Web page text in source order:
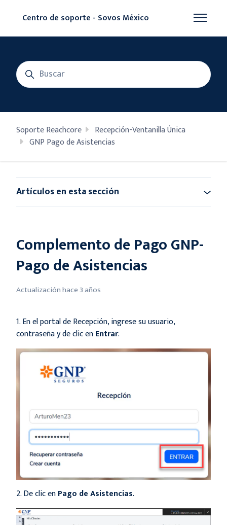
Centro de soporte - Sovos México
Abrir/
Búsqueda
Soporte Reachcore
Recepción-Ventanilla Única
GNP Pago de Asistencias
Complemento de Pago GNP-
Pago de Asistencias
Actualizaciónhace 3 años
1. En el portal de Recepción, ingrese su usuario,
contraseña y de clic enEntrar.
2. De clic enPago de Asistencias.
Artículos en esta sección